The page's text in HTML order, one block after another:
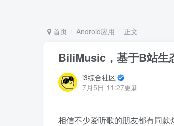
首页 Android应用 正文
BiliMusic，基于B站生
i3综合社区
7月5日 11:27更新
相信不少爱听歌的朋友都有同